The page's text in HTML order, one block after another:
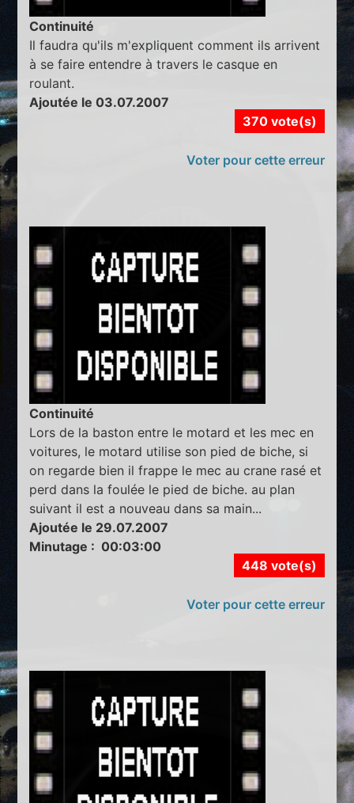
Continuité
Il faudra qu'ils m'expliquent comment ils arrivent
à se faire entendre à travers le casque en
roulant.
Ajoutée le 03.07.2007
370 vote(s)
Voter pour cette erreur
Continuité
Lors de la baston entre le motard et les mec en
voitures, le motard utilise son pied de biche, si
on regarde bien il frappe le mec au crane rasé et
perd dans la foulée le pied de biche. au plan
suivant il est a nouveau dans sa main...
Ajoutée le 29.07.2007
Minutage : 00:03:00
448 vote(s)
Voter pour cette erreur